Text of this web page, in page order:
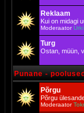
Reklaam
Kui on midagi
ModeraatorUrki
Turg
Ostan, müün,
Punane -
Põrgu
Põrgu
Moderaator